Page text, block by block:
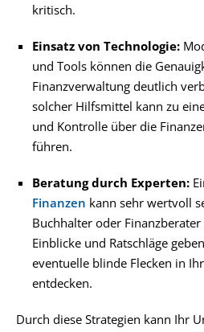
kritisch.
Einsatz von Technologie:
und Tools können die
Finanzverwaltung deutlich
solcher Hilfsmittel kann zu
und Kontrolle über die
führen.
Beratung durch Experten:
Finanzen kann sehr wertvoll
Buchhalter oder
Einblicke und Ratschläge
eventuelle blinde Flecken in
entdecken.
Durch diese Strategien kann Ihr